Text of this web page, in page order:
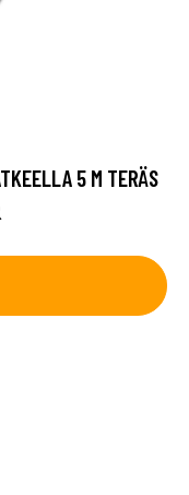
5 M TERÄS